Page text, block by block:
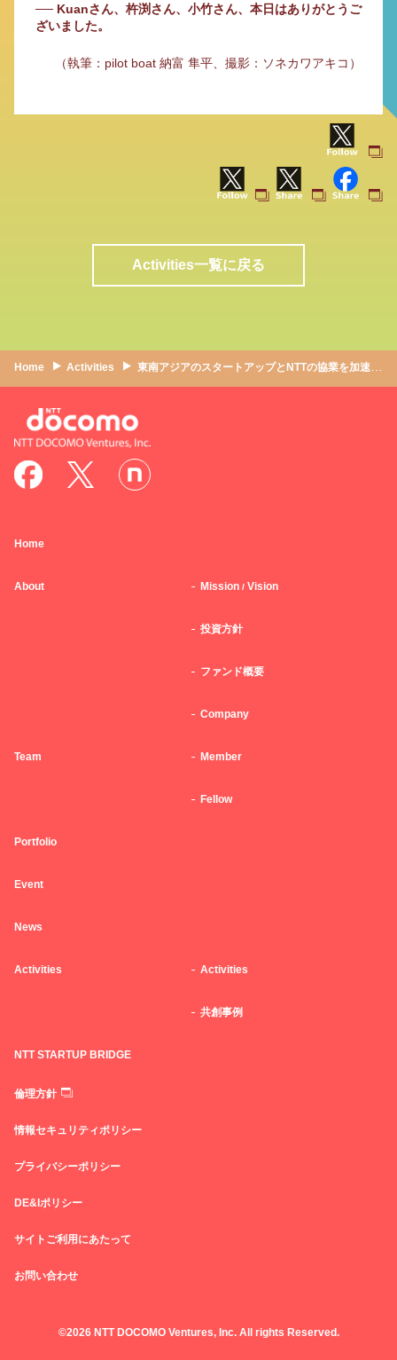
── Kuanさん、杵渕さん、小竹さん、本日はありがとうご
ざいました。
（執筆：pilot boat 納富 隼平、撮影：ソネカワアキコ）
Activities一覧に戻る
Home Activities 東南アジアのスタートアップとNTTの協業を加速する。Synexia Venturesが目指す、オープンイノベーションを推進する「適切な仕組み」とは｜Synexia Ventures ✕ NTTドコモ・ベンチャーズ
Home
About Mission / Vision
投資方針
ファンド概要
Company
Team Member
Fellow
Portfolio
Event
News
Activities Activities
共創事例
NTT STARTUP BRIDGE
倫理方針
情報セキュリティポリシー
プライバシーポリシー
DE&Iポリシー
サイトご利用にあたって
お問い合わせ
©2026 NTT DOCOMO Ventures, Inc. All rights Reserved.